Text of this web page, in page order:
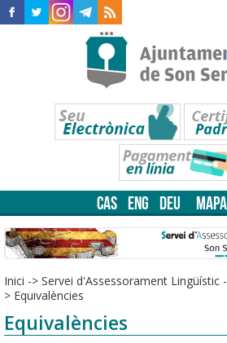
CAS ENG DEU
Inici -> Servei d'Assessorament Lingüístic
> Equivalències
Equivalències